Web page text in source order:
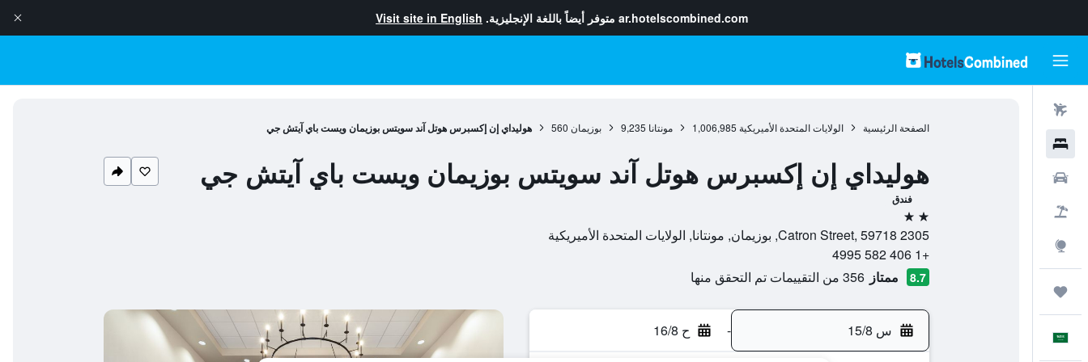
ar.hotelscombined.com متوفر أيضاً باللغة الإنجليزية. Visit site in English
الصفحة الرئيسية الولايات المتحدة الأميريكية 1,006,985 مونتانا 9,235 بوزيمان 560 هوليداي إن إكسبرس هوتل آند سويتس بوزيمان ويست باي آيتش جي
هوليداي إن إكسبرس هوتل آند سويتس بوزيمان ويست باي آيتش جي
فندق
2 نجمتين
2305 Catron Street, 59718, بوزيمان, مونتانا, الولايات المتحدة الأميريكية
+1 406 582 4995
8.7 ممتاز 356 من التقييمات تم التحقق منها
س 15/8 - ح 16/8